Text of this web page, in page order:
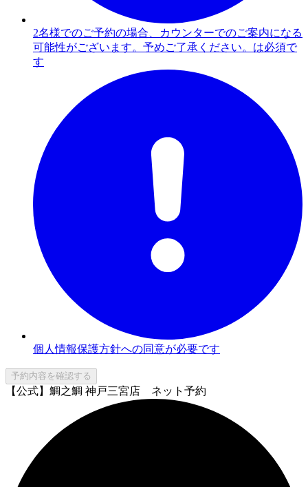
2名様でのご予約の場合、カウンターでのご案内になる
可能性がございます。予めご了承ください。は必須で
す
個人情報保護方針への同意が必要です
予約内容を確認する
【公式】鯛之鯛 神戸三宮店 ネット予約